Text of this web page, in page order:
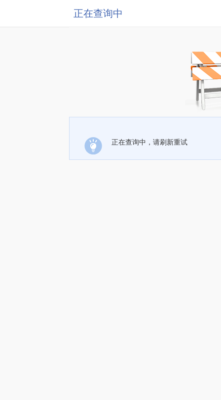
正在查询中
正在查询中，请刷新重试